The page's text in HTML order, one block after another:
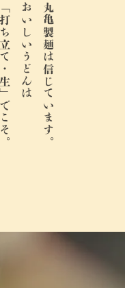
丸亀製麺は信じています。
おいしいうどんは
「打ち立て・生」でこそ。